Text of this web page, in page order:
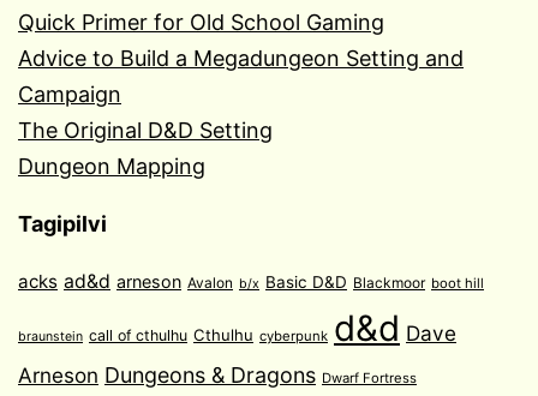
Quick Primer for Old School Gaming
Advice to Build a Megadungeon Setting and
Campaign
The Original D&D Setting
Dungeon Mapping
Tagipilvi
acks ad&d arneson Avalon b/x Basic D&D Blackmoor boot hill
braunstein call of cthulhu Cthulhu cyberpunk d&d Dave
Arneson Dungeons & Dragons Dwarf Fortress